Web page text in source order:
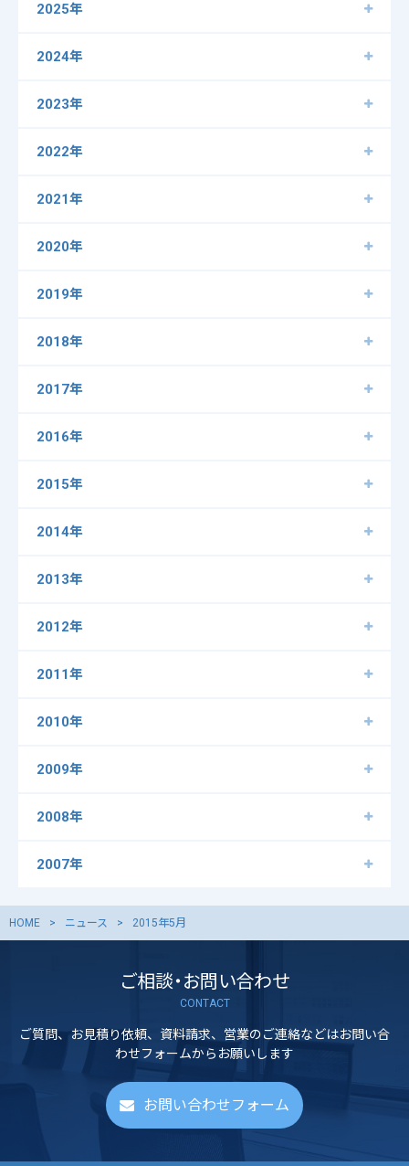
2025年
2024年
2023年
2022年
2021年
2020年
2019年
2018年
2017年
2016年
2015年
2014年
2013年
2012年
2011年
2010年
2009年
2008年
2007年
HOME ニュース 2015年5月
ご相談・お問い合わせ
CONTACT
ご質問、お見積り依頼、資料請求、営業のご連絡などはお問い合
わせフォームからお願いします
お問い合わせフォーム